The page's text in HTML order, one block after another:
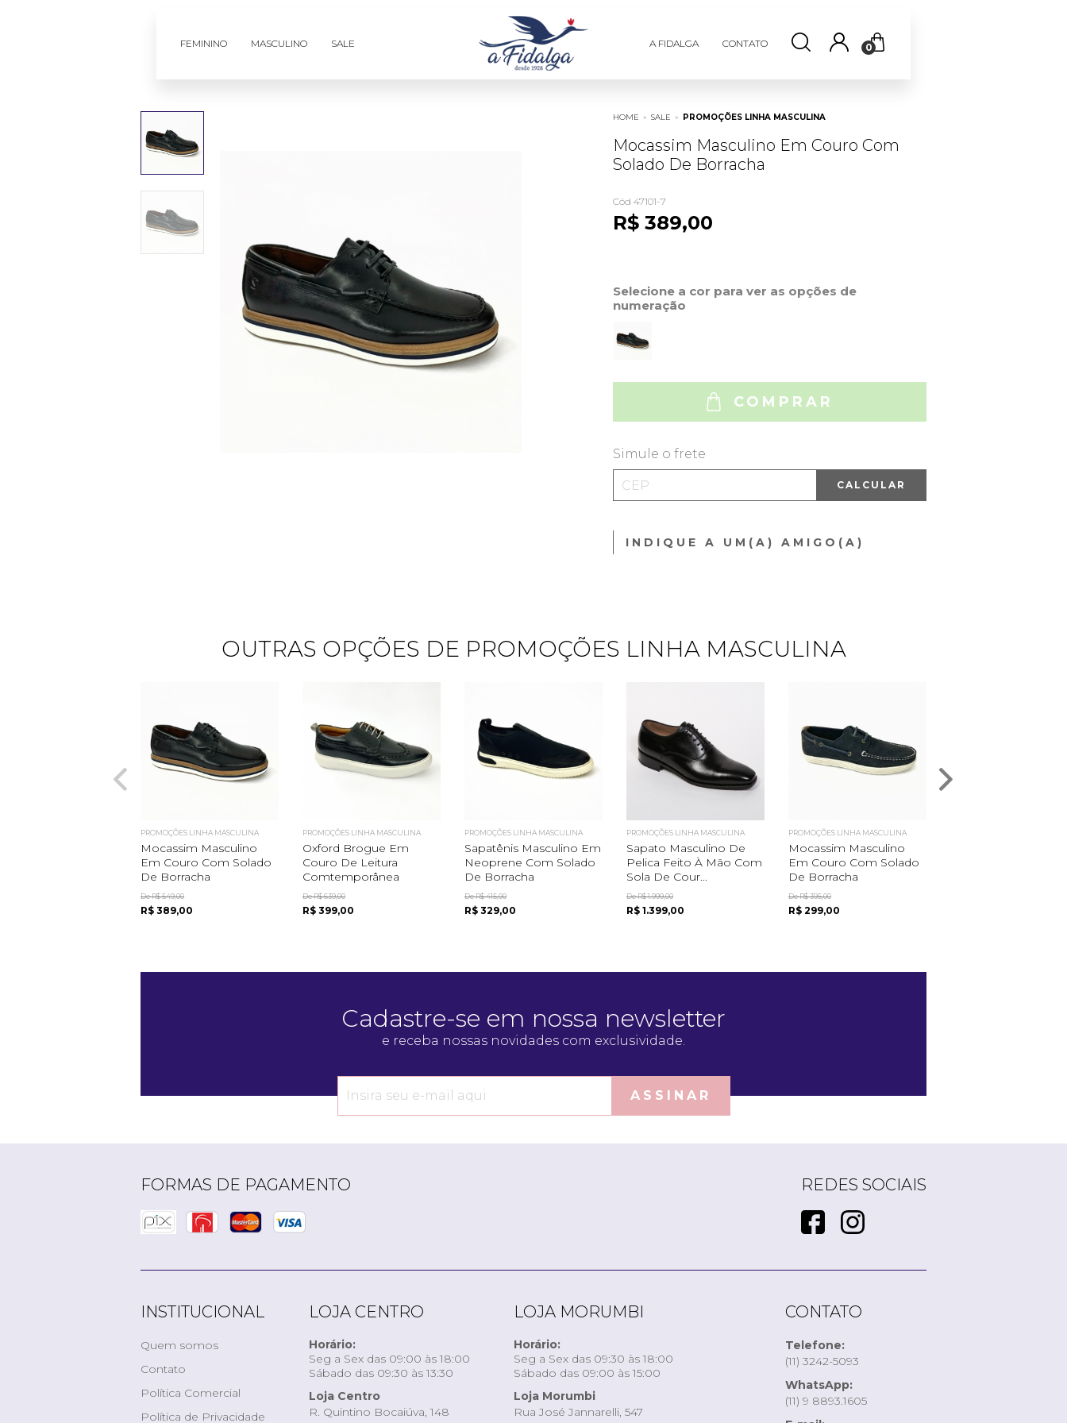
0
FEMININO MASCULINO SALE A FIDALGA CONTATO
Quero me cadastrar
HOME » SALE » PROMOÇÕES LINHA MASCULINA
Mocassim Masculino Em Couro Com
Solado De Borracha
Cód 47101-7
R$ 389,00
Selecione a cor para ver as opções de
numeração
COMPRAR
Simule o frete
CALCULAR
INDIQUE A UM(A) AMIGO(A)
OUTRAS OPÇÕES DE PROMOÇÕES LINHA MASCULINA
PROMOÇÕES LINHA MASCULINA
Mocassim Masculino
Em Couro Com Solado
De Borracha
De R$ 549,00
R$ 389,00
PROMOÇÕES LINHA MASCULINA
Oxford Brogue Em
Couro De Leitura
Comtemporânea
De R$ 639,00
R$ 399,00
PROMOÇÕES LINHA MASCULINA
Sapatênis Masculino Em
Neoprene Com Solado
De Borracha
De R$ 415,00
R$ 329,00
PROMOÇÕES LINHA MASCULINA
Sapato Masculino De
Pelica Feito À Mão Com
Sola De Cour...
De R$ 1.999,00
R$ 1.399,00
PROMOÇÕES LINHA MASCULINA
Mocassim Masculino
Em Couro Com Solado
De Borracha
De R$ 395,00
R$ 299,00
Cadastre-se em nossa newsletter
e receba nossas novidades com exclusividade.
ASSINAR
FORMAS DE PAGAMENTO REDES SOCIAIS
INSTITUCIONAL
Quem somos
Contato
Política Comercial
Política de Privacidade
LOJA CENTRO
Horário:
Seg a Sex das 09:00 às 18:00
Sábado das 09:30 às 13:30
Loja Centro
R. Quintino Bocaiúva, 148
LOJA MORUMBI
Horário:
Seg a Sex das 09:30 às 18:00
Sábado das 09:00 às 15:00
Loja Morumbi
Rua José Jannarelli, 547
CONTATO
Telefone:
(11) 3242-5093
WhatsApp:
(11) 9 8893.1605